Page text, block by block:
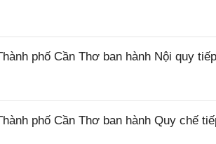
phố Cần Thơ ban hành Nội quy
phố Cần Thơ ban hành Quy chế